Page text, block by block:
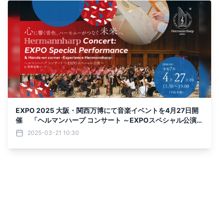
EXPO 2025 大阪・関西万博にて音楽イベントを4月27日開
催 「ヘルマンハープ コンサート ～EXPOスペシャル公演
～」2025-03-21 10:30